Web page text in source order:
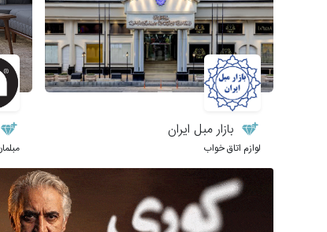
بازار مبل ایران
لوازم اتاق خواب